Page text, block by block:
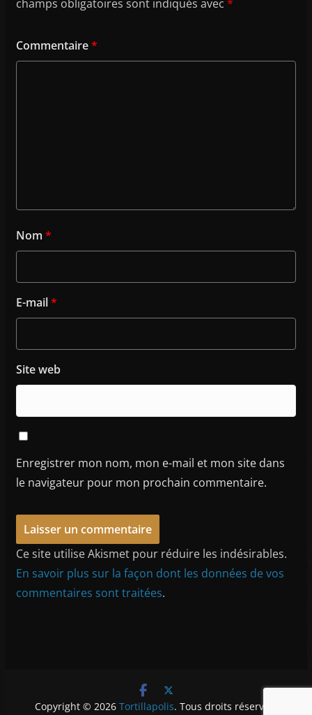
champs obligatoires sont indiqués avec *
Commentaire*
Nom *
E-mail*
Site web
Enregistrer mon nom, mon e-mail et mon site dans
le navigateur pour mon prochain commentaire.
Ce site utilise Akismet pour réduire les indésirables.
En savoir plus sur la façon dont les données de vos
commentaires sont traitées.
Copyright © 2026 Tortillapolis. Tous droits réservés.